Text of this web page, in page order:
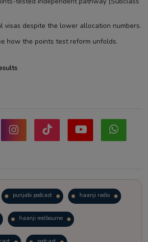
visas despite the lower allocation numbers.
how the points test reform unfolds.
punjabi podcast haanji radio
haanji melbourne